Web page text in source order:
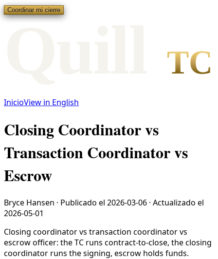
Coordinar mi cierre
TC
InicioView in English
Closing Coordinator vs
Transaction Coordinator vs
Escrow
Bryce Hansen · Publicado el 2026-03-06 · Actualizado el
2026-05-01
Closing coordinator vs transaction coordinator vs
escrow officer: the TC runs contract-to-close, the closing
coordinator runs the signing, escrow holds funds.